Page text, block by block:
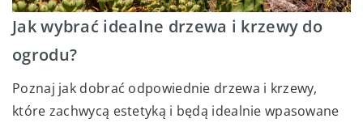
Jak wybrać idealne drzewa i krzewy do
ogrodu?
Poznaj jak dobrać odpowiednie drzewa i krzewy,
które zachwycą estetyką i będą idealnie wpasowane